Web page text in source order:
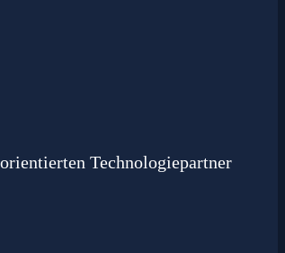
Technologiepartner